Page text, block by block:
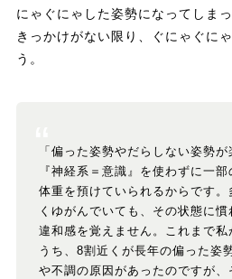
にゃぐにゃした姿勢になってしま
きっかけがない限り、ぐにゃぐに
う。
「偏った姿勢やだらしない姿勢が
『神経系＝意識』を使わずに一
体重を預けていられるからです
くゆがんでいても、その状態に
違和感を覚えません。これまで
うち、8割近くが長年の偏った姿
や不調の原因があったのですが